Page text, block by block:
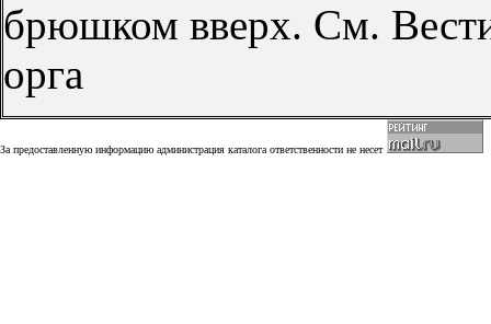
брюшком вверх. См.
орга
За предоставленную информацию администрация каталога ответственности не несет